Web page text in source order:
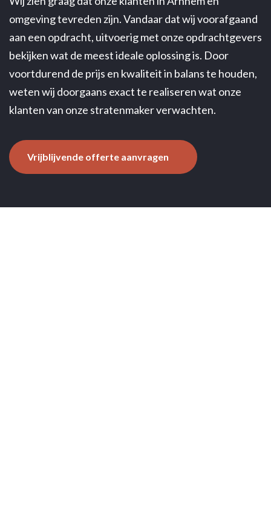
omgeving tevreden zijn. Vandaar dat wij voorafgaand
aan een opdracht, uitvoerig met onze opdrachtgevers
bekijken wat de meest ideale oplossing is. Door
voortdurend de prijs en kwaliteit in balans te houden,
weten wij doorgaans exact te realiseren wat onze
klanten van onze stratenmaker verwachten.
Vrijblijvende offerte aanvragen